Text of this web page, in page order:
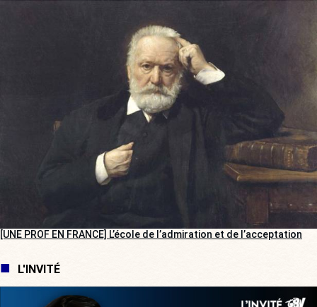
[UNE PROF EN FRANCE] L’école de l’admiration et de l’acceptation
L'INVITÉ